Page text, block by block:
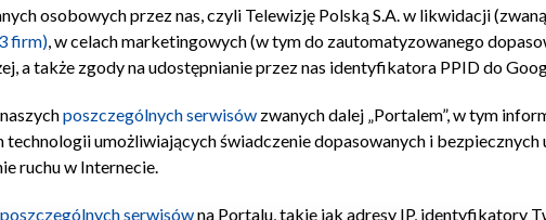
osobowych przez nas, czyli Telewizję Polską S.A. w likwidacji
firm), w celach marketingowych (w tym do zautomatyzowanego
a także zgody na udostępnianie przez nas identyfikatora PPID do
poszczególnych serwisów zwanych dalej „Portalem”, w tym
umożliwiających świadczenie dopasowanych i bezpiecznych
ruchu w Internecie.
poszczególnych serwisówna Portalu, takie jak adresy IP, identyfikatory